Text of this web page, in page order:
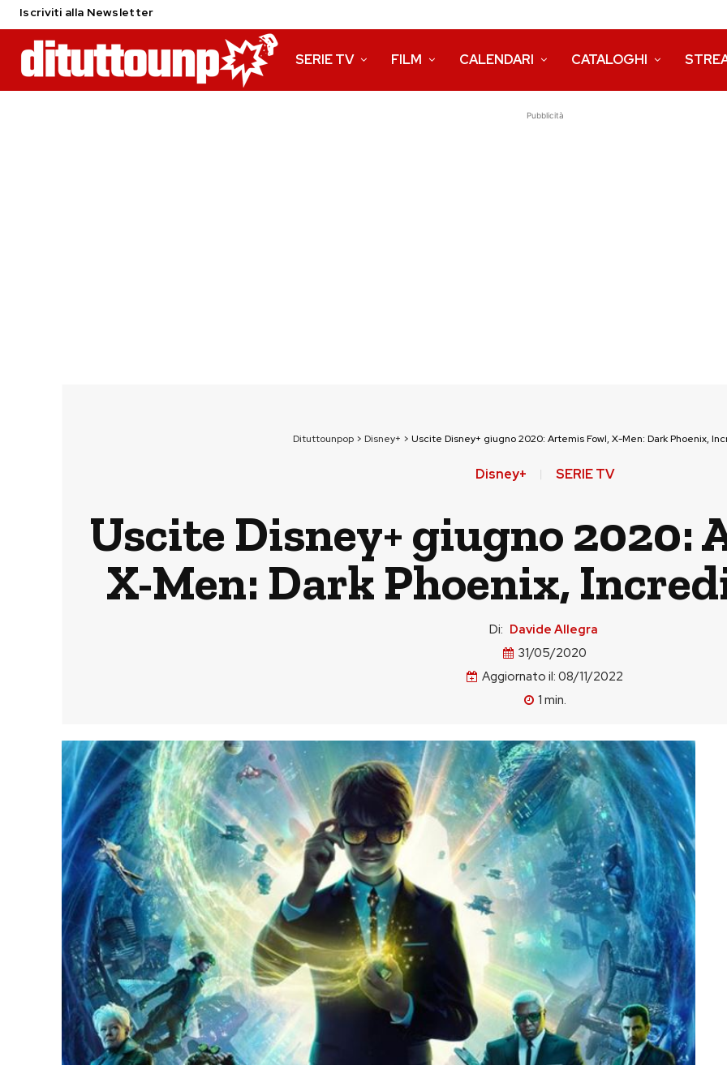
Iscriviti alla Newsletter
SERIE TV FILM CALENDARI CATALOGHI
Pubblicità
Dituttounpop> Disney+ > Uscite Disney+ giugno 2020: Artemis Fowl, X-Men: Dark Phoenix,
Disney+ SERIE TV
Uscite Disney+ giugno 2020:
X-Men: Dark Phoenix,
Di: Davide Allegra
31/05/2020
Aggiornato il: 08/11/2022
1 min.